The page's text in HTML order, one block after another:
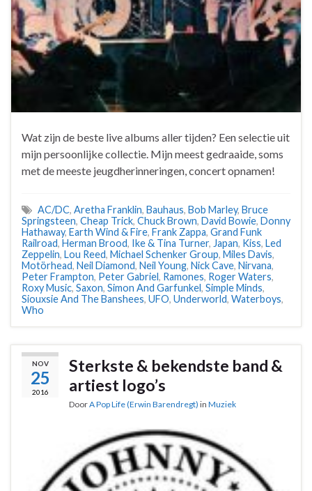
Wat zijn de beste live albums aller tijden? Een selectie uit
mijn persoonlijke collectie. Mijn meest gedraaide, soms
met de meeste jeugdherinneringen, concert opnamen!
AC/DC, Aretha Franklin, Bauhaus, Bob Marley, Bruce
Springsteen, Cheap Trick, Chuck Brown, David Bowie, Donny
Hathaway, Earth Wind & Fire, Frank Zappa, Grand Funk
Railroad, Herman Brood, Ike & Tina Turner, Japan, Kiss, Led
Zeppelin, Lou Reed, Michael Schenker Group, Miles Davis,
Motörhead, Neil Diamond, Neil Young, Nick Cave, Nirvana,
Peter Frampton, Peter Gabriel, Ramones, Roger Waters,
Roxy Music, Saxon, Simon And Garfunkel, Simple Minds,
Siouxsie And The Banshees, UFO, Underworld, Waterboys,
Who
NOV
25
2016
Sterkste & bekendste band &
artiest logo’s
DoorA Pop Life (Erwin Barendregt) in Muziek